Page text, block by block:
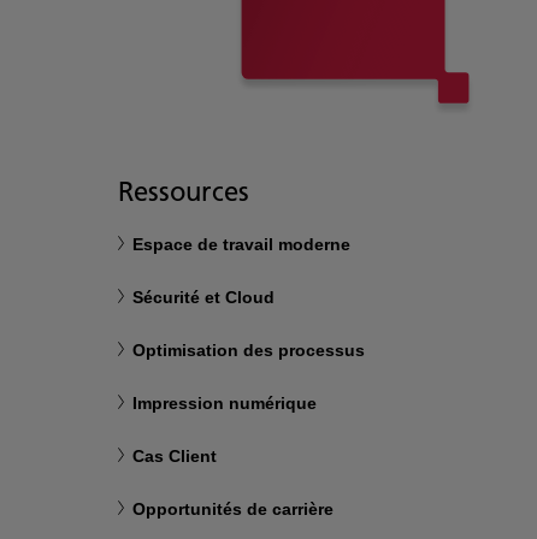
Ressources
Espace de travail moderne
Sécurité et Cloud
Optimisation des processus
Impression numérique
Cas Client
Opportunités de carrière